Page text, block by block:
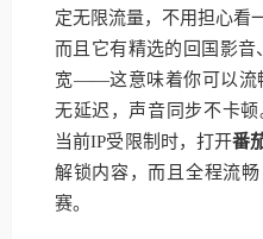
定无限流量，不用担心看
而且它有精选的回国影
宽——这意味着你可以流
无延迟，声音同步不卡
当前IP受限制时，打开番
解锁内容，而且全程流
赛。